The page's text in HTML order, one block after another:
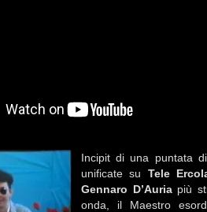
Incipit di una puntata di
unificate su Tele
Gennaro D’Auriapiù
onda, il Maestro